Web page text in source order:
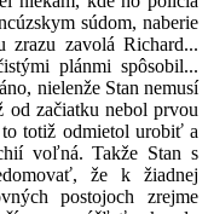
súdom, naberie
zrazu zavolá Richard...
plánmi spôsobil...
nielenže Stan nemusí
začiatku nebol prvou
totiž odmietol urobiť a
voľná. Takže Stan s
že k žiadnej
postojoch zrejme